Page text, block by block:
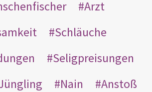
Arzt
Schläuche
Seligpreisungen
Nain
Anstoß